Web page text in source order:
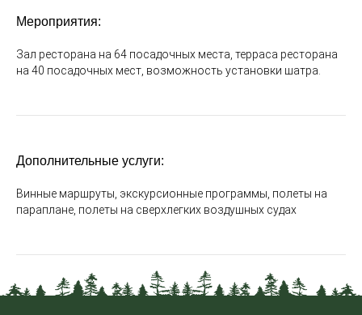
Мероприятия:
Зал ресторана на 64 посадочных места, терраса ресторана
на 40 посадочных мест, возможность установки шатра.
Дополнительные услуги:
Винные маршруты, экскурсионные программы, полеты на
параплане, полеты на сверхлегких воздушных судах